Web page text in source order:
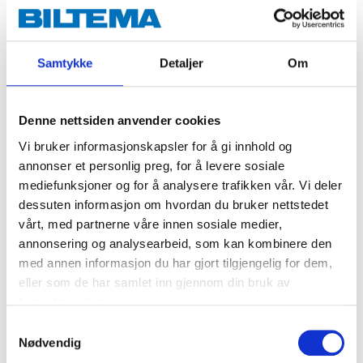
Samtykke Detaljer Om
Denne nettsiden anvender cookies
Vi bruker informasjonskapsler for å gi innhold og
annonser et personlig preg, for å levere sosiale
mediefunksjoner og for å analysere trafikken vår. Vi deler
dessuten informasjon om hvordan du bruker nettstedet
vårt, med partnerne våre innen sosiale medier,
annonsering og analysearbeid, som kan kombinere den
med annen informasjon du har gjort tilgjengelig for dem,
eller som de har samlet inn gjennom din bruk av
Nødvendig
Teknisk spesifikasjon
10 minutter
Berøringstørr 20 minutter (20 °C, 60 %
Gjennomtørr 24 timer (Avhengig av
filmtykkelse)
Påføringsforhold
> 10 °C